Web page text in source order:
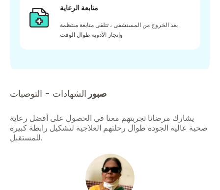
متابعة الرعاية
بعد الخروج من المستشفى ، تتلقى متابعة منتظمة
وإنجاز الأدوية طوال الوقت
صبور الشهادات - التوصيات
يشارك مرضانا تجربتهم معنا في الحصول على أفضل رعاية
صحية عالية الجودة طوال رحلتهم العلاجية لتشكيل رابطة كبيرة
للمستقبل.